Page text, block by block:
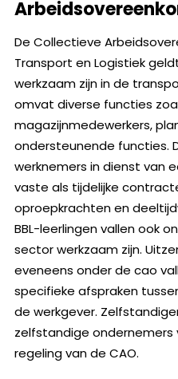
De Collectieve
Transport en Logistiek
werkzaam zijn in de
omvat diverse functies
magazijnmedewerkers,
ondersteunende functies.
werknemers in dienst van
vaste als tijdelijke
oproepkrachten en
BBL-leerlingen vallen ook
sector werkzaam zijn.
eveneens onder de cao
specifieke afspraken
de werkgever.
zelfstandige
regeling van de CAO.